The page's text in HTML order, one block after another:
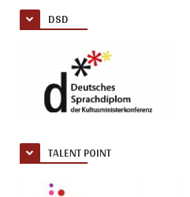
DSD
TALENT POINT